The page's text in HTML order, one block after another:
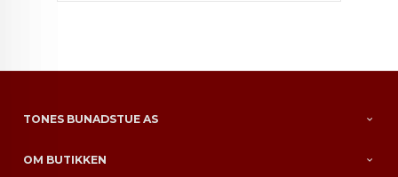
TONES BUNADSTUE AS
OM BUTIKKEN